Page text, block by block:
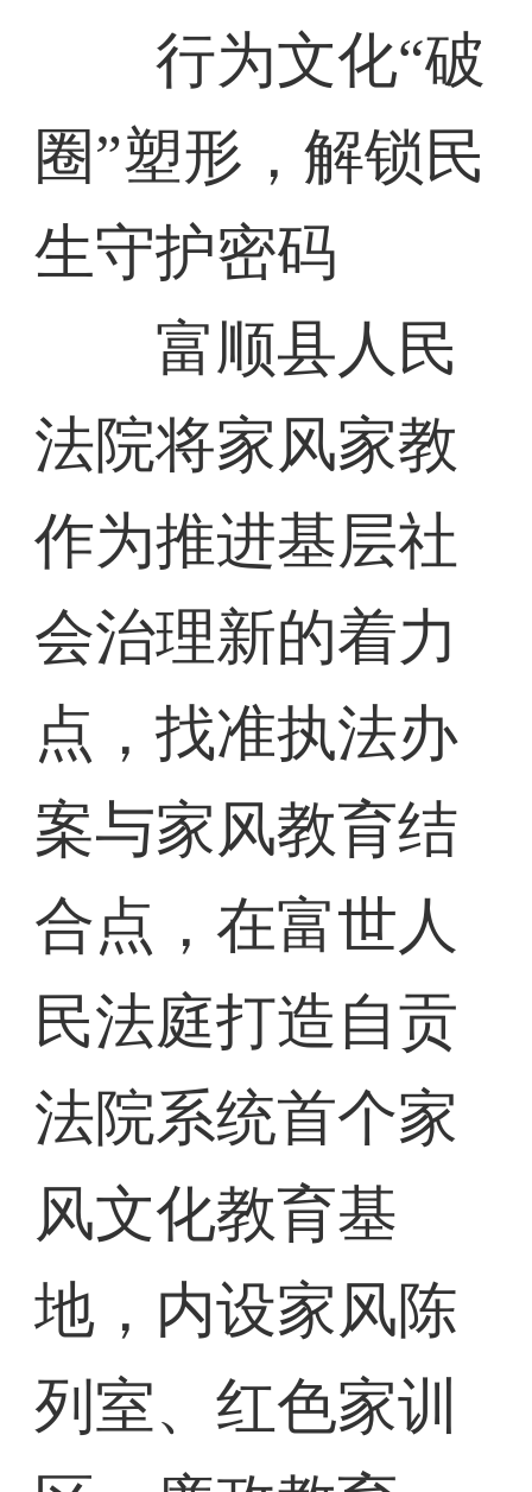
行为文化“破
圈”塑形，解锁民
生守护密码
富顺县人民
法院将家风家教
作为推进基层社
会治理新的着力
点，找准执法办
案与家风教育结
合点，在富世人
民法庭打造自贡
法院系统首个家
风文化教育基
地，内设家风陈
列室、红色家训